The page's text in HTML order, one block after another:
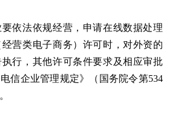
法依规经营，申请在线数据处理
营类电子商务）许可时，对外资的
行，其他许可条件要求及相应审批
信企业管理规定》（国务院令第534